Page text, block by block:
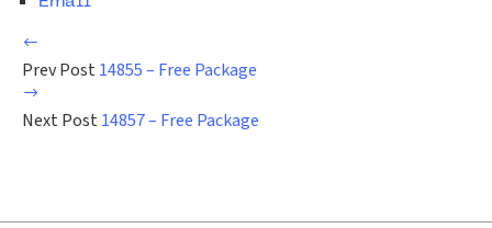
Prev Post 14855 – Free Package
Next Post 14857 – Free Package